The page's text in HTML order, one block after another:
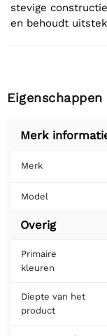
stevige
en behoudt
Eigenschappen
Merk
Merk
Model
Overig
Primaire
kleuren
Diepte van het
product